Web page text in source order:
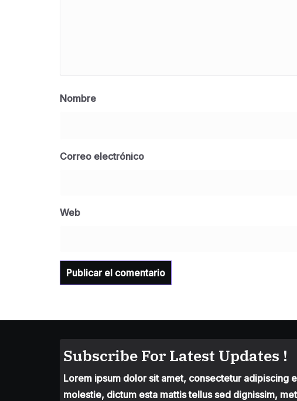
Nombre
Correo electrónico
Web
Subscribe For Latest Updates !
Lorem ipsum dolor sit amet, consectetur adipiscing
molestie, dictum esta mattis tellus sed dignissim,